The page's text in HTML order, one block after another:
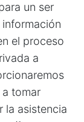
un ser
el proceso
a
tomar
la asistencia